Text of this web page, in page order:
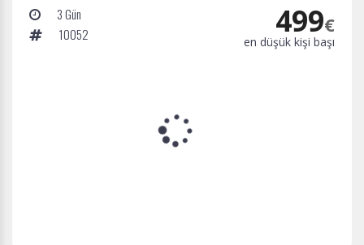
Size ve ilgi alanlarınıza uygun reklamlar göstermek için
kullanılır. Kapatırsanız reklamları görmeye devam
3 Gün
10052
499€
en düşük kişi başı